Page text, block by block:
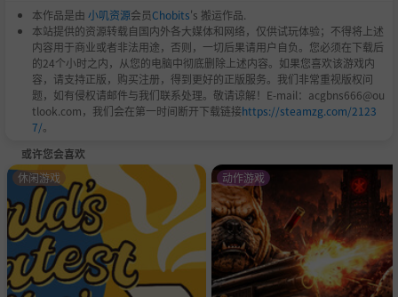
本作品是由 小叽资源会员Chobits's 搬运作品.
本站提供的资源转载自国内外各大媒体和网络，仅供试玩体验；不得将上述
内容用于商业或者非法用途，否则，一切后果请用户自负。您必须在下载后
的24个小时之内，从您的电脑中彻底删除上述内容。如果您喜欢该游戏内
容，请支持正版，购买注册，得到更好的正版服务。我们非常重视版权问
题，如有侵权请邮件与我们联系处理。敬请谅解！E-mail：acgbns666@ou
tlook.com，我们会在第一时间断开下载链接https://steamzg.com/2123
7/。
或许您会喜欢
休闲游戏 动作游戏